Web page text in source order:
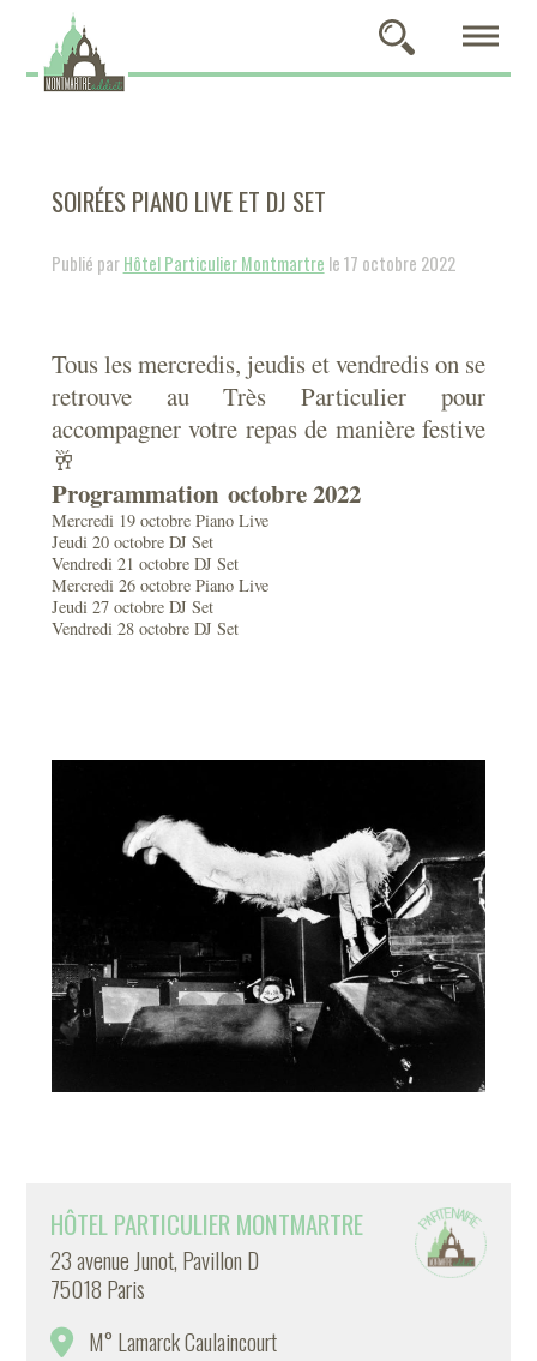
SOIRÉES PIANO LIVE ET DJ SET
Publié parHôtel Particulier Montmartre le 17 octobre 2022
Tous les mercredis, jeudis et vendredis on se
retrouve au Très Particulier pour
accompagner votre repas de manière festive
🥂
Programmation octobre 2022
Mercredi 19 octobre Piano Live
Jeudi 20 octobre DJ Set
Vendredi 21 octobre DJ Set
Mercredi 26 octobre Piano Live
Jeudi 27 octobre DJ Set
Vendredi 28 octobre DJ Set
HÔTEL PARTICULIER MONTMARTRE
23 avenue Junot, Pavillon D
75018 Paris
M° Lamarck Caulaincourt